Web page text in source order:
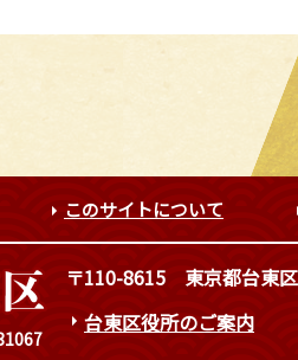
このサイトについて
〒110-8615 東京都台東
台東区役所のご案内